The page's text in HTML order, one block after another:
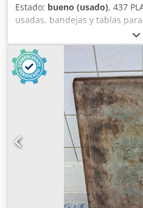
Estado: bueno (usado), 437
usadas, bandejas y tablas
78 o 58 x 98. El precio indicado
Dcedpfxozkyrxo Aftsk
FRANCÉS, RUSO Y UCRANIANO.